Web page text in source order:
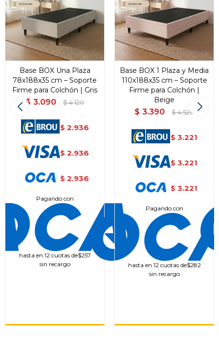
Base BOX Una Plaza
78x188x35 cm – Soporte
Firme para Colchón | Gris
$ 3.090 $ 4.120
$ 2.936
$ 2.936
$ 2.936
Pagando con
hasta en 12 cuotas de$257
sin recargo
Base BOX 1 Plaza y Media
110x188x35 cm – Soporte
Firme para Colchón |
Beige
$ 3.390 $ 4.520
$ 3.221
$ 3.221
$ 3.221
Pagando con
hasta en 12 cuotas de$282
sin recargo